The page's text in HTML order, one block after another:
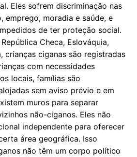
Eles sofrem discriminação nas
emprego, moradia e saúde, e
de ter proteção social.
Checa, Eslováquia,
crianças ciganas são registradas
com necessidades
locais, famílias são
sem aviso prévio e em
muros para separar
não-ciganos. Eles não
independente para oferecer
área geográfica. Isso
não têm um corpo político